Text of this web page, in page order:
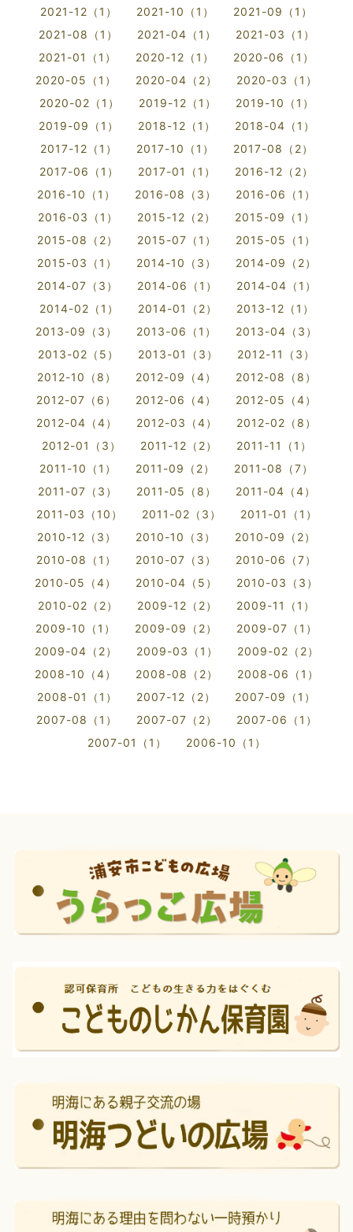
2021-12（1）
2021-10（1）
2021-09（1）
2021-08（1）
2021-04（1）
2021-03（1）
2021-01（1）
2020-12（1）
2020-06（1）
2020-05（1）
2020-04（2）
2020-03（1）
2020-02（1）
2019-12（1）
2019-10（1）
2019-09（1）
2018-12（1）
2018-04（1）
2017-12（1）
2017-10（1）
2017-08（2）
2017-06（1）
2017-01（1）
2016-12（2）
2016-10（1）
2016-08（3）
2016-06（1）
2016-03（1）
2015-12（2）
2015-09（1）
2015-08（2）
2015-07（1）
2015-05（1）
2015-03（1）
2014-10（3）
2014-09（2）
2014-07（3）
2014-06（1）
2014-04（1）
2014-02（1）
2014-01（2）
2013-12（1）
2013-09（3）
2013-06（1）
2013-04（3）
2013-02（5）
2013-01（3）
2012-11（3）
2012-10（8）
2012-09（4）
2012-08（8）
2012-07（6）
2012-06（4）
2012-05（4）
2012-04（4）
2012-03（4）
2012-02（8）
2012-01（3）
2011-12（2）
2011-11（1）
2011-10（1）
2011-09（2）
2011-08（7）
2011-07（3）
2011-05（8）
2011-04（4）
2011-03（10）
2011-02（3）
2011-01（1）
2010-12（3）
2010-10（3）
2010-09（2）
2010-08（1）
2010-07（3）
2010-06（7）
2010-05（4）
2010-04（5）
2010-03（3）
2010-02（2）
2009-12（2）
2009-11（1）
2009-10（1）
2009-09（2）
2009-07（1）
2009-04（2）
2009-03（1）
2009-02（2）
2008-10（4）
2008-08（2）
2008-06（1）
2008-01（1）
2007-12（2）
2007-09（1）
2007-08（1）
2007-07（2）
2007-06（1）
2007-01（1）
2006-10（1）